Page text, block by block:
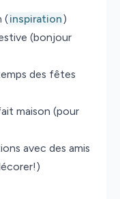
(inspiration)
(bonjour
des fêtes
maison (pour
avec des amis